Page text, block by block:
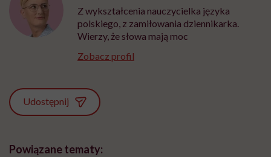
Z wykształcenia nauczycielka języka
polskiego, z zamiłowania dziennikarka.
Wierzy, że słowa mają moc
Zobacz profil
Udostępnij
Powiązane tematy: